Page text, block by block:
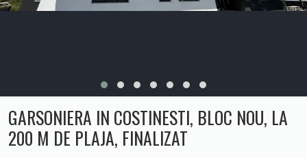
GARSONIERA IN COSTINESTI, BLOC NOU, LA
200 M DE PLAJA, FINALIZAT